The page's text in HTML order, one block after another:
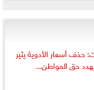
حذف أسعار الأدوية يثير
حق المواطن...